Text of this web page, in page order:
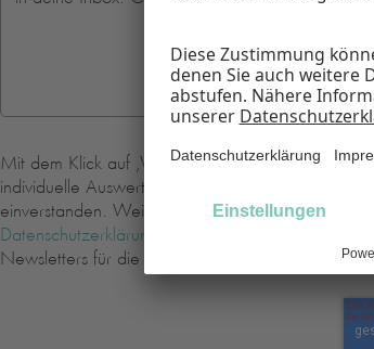
Mit dem Klick auf ‚Verschicken‘ erklärst du dich
individuelle Auswertung von Öffnungs- und
einverstanden. Weitere Informationen zur
Datenschutzerklärung
. Du kannst dich jederzeit
Newsletters für die Zukunft widerrufen.